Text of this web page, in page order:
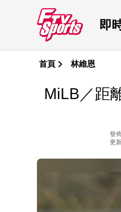
即
首頁 林維恩
MiLB／距
發
更